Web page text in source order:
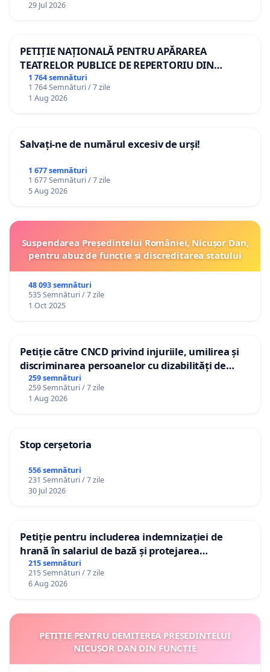
29 Jul 2026
PETIȚIE NAȚIONALĂ PENTRU APĂRAREA
TEATRELOR PUBLICE DE REPERTORIU DIN
ROMÂNIA
1 764 semnături
1 764 Semnături / 7 zile
1 Aug 2026
Salvați-ne de numărul excesiv de urși!
1 677 semnături
1 677 Semnături / 7 zile
5 Aug 2026
Suspendarea Președintelui României, Nicușor Dan,
pentru abuz de funcție și discreditarea statului
48 093 semnături
535 Semnături / 7 zile
1 Oct 2025
Petiție către CNCD privind injuriile, umilirea și
discriminarea persoanelor cu dizabilități de
către utilizatorul TikTok „Gorici”
259 semnături
259 Semnături / 7 zile
1 Aug 2026
Stop cerșetoria
556 semnături
231 Semnături / 7 zile
30 Jul 2026
Petiție pentru includerea indemnizației de
hrană în salariul de bază și protejarea
gradațiilor de vechime pentru asistenții
personali
215 semnături
215 Semnături / 7 zile
6 Aug 2026
PETIȚIE PENTRU DEMITEREA PREȘEDINTELUI
NICUȘOR DAN DIN FUNCȚIE